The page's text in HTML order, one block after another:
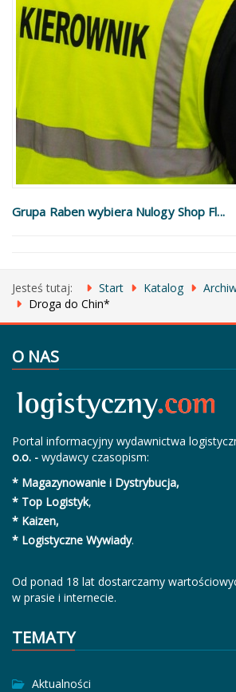
Grupa Raben wybiera Nulogy Shop Fl...
Jesteś tutaj: Start Katalog
Droga do Chin*
O NAS
Portal informacyjny wydawnictwa
o.o. - wydawcy czasopism:
* Magazynowanie i Dystrybucja,
* Top Logistyk,
* Kaizen,
* Logistyczne Wywiady.
Od ponad 18 lat dostarczamy
w prasie i internecie.
TEMATY
Aktualności